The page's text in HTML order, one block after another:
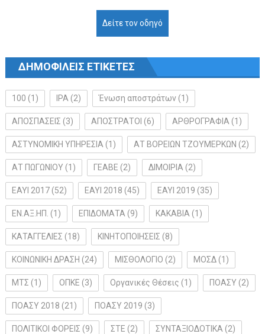
Δείτε τον οδηγό
ΔΗΜΟΦΙΛΕΙΣ ΕΤΙΚΕΤΕΣ
100 (1) IPA (2) Ένωση αποστράτων(1)
ΑΠΟΣΠΑΣΕΙΣ (3) ΑΠΟΣΤΡΑΤΟΙ (6) ΑΡΘΡΟΓΡΑΦΙΑ (1)
ΑΣΤΥΝΟΜΙΚΗ ΥΠΗΡΕΣΙΑ (1) ΑΤ ΒΟΡΕΙΩΝ ΤΖΟΥΜΕΡΚΩΝ (2)
ΑΤ ΠΩΓΩΝΙΟΥ(1) ΓΕΑΒΕ (2) ΔΙΜΟΙΡΙΑ (2)
ΕΑΥΙ 2017(52) ΕΑΥΙ 2018 (45) ΕΑΥΙ 2019 (35)
ΕΝ.ΑΞ.ΗΠ. (1) ΕΠΙΔΟΜΑΤΑ (9) ΚΑΚΑΒΙΑ (1)
ΚΑΤΑΓΓΕΛΙΕΣ (18) ΚΙΝΗΤΟΠΟΙΗΣΕΙΣ (8)
ΚΟΙΝΩΝΙΚΗ ΔΡΑΣΗ (24) ΜΙΣΘΟΛΟΓΙΟ (2) ΜΟΣΔ(1)
ΜΤΣ (1) ΟΠΚΕ (3) Οργανικές Θέσεις (1) ΠΟΑΣΥ(2)
ΠΟΑΣΥ 2018 (21) ΠΟΑΣΥ 2019 (3)
ΠΟΛΙΤΙΚΟΙ ΦΟΡΕΙΣ (9) ΣΤΕ (2) ΣΥΝΤΑΞΙΟΔΟΤΙΚΑ (2)